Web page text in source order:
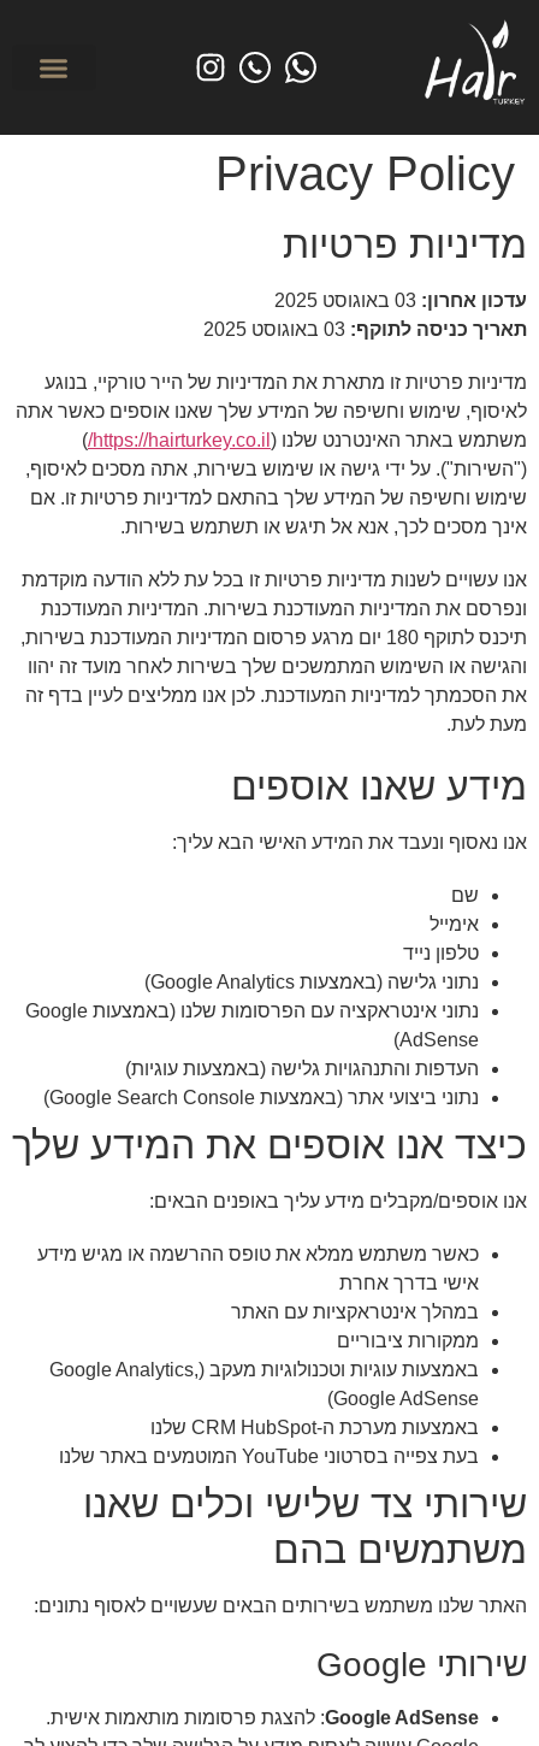
Privacy Policy
מדיניות פרטיות
עדכון אחרון:
תאריך כניסה לתוקף:
מדיניות פרטיות זו מתארת את המדיניות של הייר טורקיי, בנוגע
לאיסוף, שימוש וחשיפה של המידע שלך שאנו אוספים כאשר אתה
משתמש באתר האינטרנט שלנו ( https://hairturkey.co.il/
)
("השירות"). על ידי גישה או שימוש בשירות, אתה מסכים לאיסוף,
שימוש וחשיפה של המידע שלך בהתאם למדיניות פרטיות זו. אם
אינך מסכים לכך, אנא אל תיגש או תשתמש בשירות.
אנו עשויים לשנות מדיניות פרטיות זו בכל עת ללא הודעה מוקדמת
ונפרסם את המדיניות המעודכנת בשירות. המדיניות המעודכנת
תיכנס לתוקף 180 יום מרגע פרסום המדיניות המעודכנת בשירות,
והגישה או השימוש המתמשכים שלך בשירות לאחר מועד זה יהוו
את הסכמתך למדיניות המעודכנת. לכן אנו ממליצים לעיין בדף זה
מעת לעת.
מידע שאנו אוספים
אנו נאסוף ונעבד את המידע האישי הבא עליך:
שם
אימייל
טלפון נייד
נתוני גלישה (באמצעות Google Analytics)
נתוני אינטראקציה עם הפרסומות שלנו (באמצעות Google
AdSense)
העדפות והתנהגויות גלישה (באמצעות עוגיות)
נתוני ביצועי אתר (באמצעות Google Search Console)
כיצד אנו אוספים את המידע שלך
אנו אוספים/מקבלים מידע עליך באופנים הבאים:
כאשר משתמש ממלא את טופס ההרשמה או מגיש מידע
אישי בדרך אחרת
במהלך אינטראקציות עם האתר
ממקורות ציבוריים
באמצעות עוגיות וטכנולוגיות מעקב (Google Analytics,
Google AdSense)
באמצעות מערכת ה-CRM HubSpot שלנו
בעת צפייה בסרטוני YouTube המוטמעים באתר שלנו
שירותי צד שלישי וכלים שאנו
משתמשים בהם
האתר שלנו משתמש בשירותים הבאים שעשויים לאסוף נתונים:
שירותי Google
Google AdSense: להצגת פרסומות מותאמות אישית.